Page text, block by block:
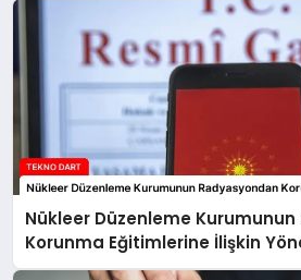
Nükleer Düzenleme
Korunma Eğitimlerine İlişkin
Gazete’de Yayımlandı